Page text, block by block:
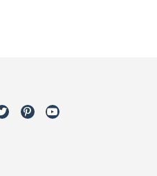
TwitterPinterestYoutube